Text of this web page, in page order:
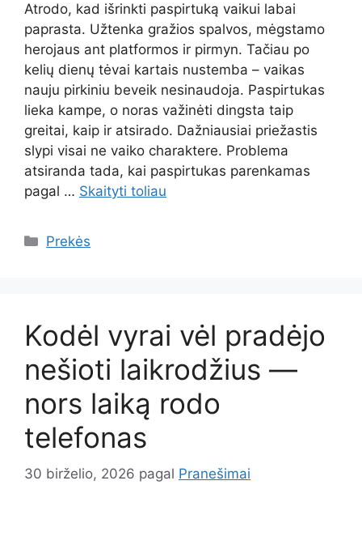
Atrodo, kad išrinkti paspirtuką vaikui labai
paprasta. Užtenka gražios spalvos, mėgstamo
herojaus ant platformos ir pirmyn. Tačiau po
kelių dienų tėvai kartais nustemba – vaikas
nauju pirkiniu beveik nesinaudoja. Paspirtukas
lieka kampe, o noras važinėti dingsta taip
greitai, kaip ir atsirado. Dažniausiai priežastis
slypi visai ne vaiko charaktere. Problema
atsiranda tada, kai paspirtukas parenkamas
pagal … Skaityti toliau
Kategorijos
Prekės
Kodėl vyrai vėl pradėjo
nešioti laikrodžius —
nors laiką rodo
telefonas
30 birželio, 2026 pagal Pranešimai